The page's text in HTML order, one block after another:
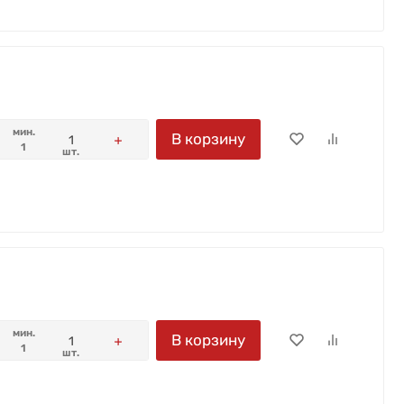
мин.
1
шт.
В корзину
мин.
1
шт.
В корзину